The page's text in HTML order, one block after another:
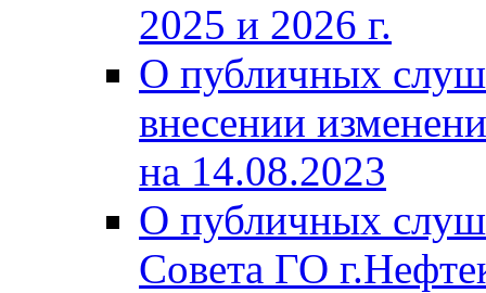
2025 и 2026 г.
О публичных
внесении
на 14.08.2023
О публичных
Совета ГО